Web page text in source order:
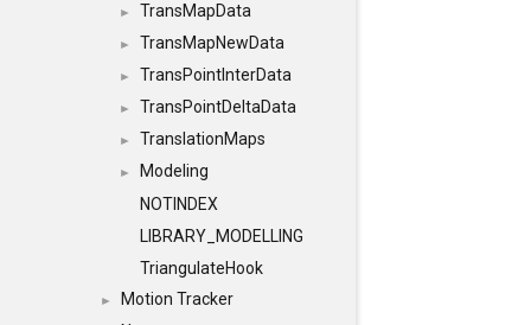
► TransMapData
► TransMapNewData
► TransPointInterData
► TransPointDeltaData
► TranslationMaps
►
Modeling
NOTINDEX
LIBRARY_MODELLING
TriangulateHook
►
Motion Tracker